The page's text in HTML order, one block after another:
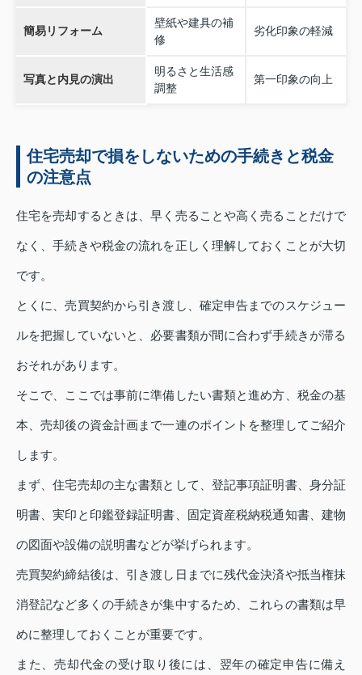
簡易リフォーム
壁紙や建具の補
修
劣化印象の軽減
写真と内見の演出
明るさと生活感
調整
第一印象の向上
住宅売却で損をしないための手続きと税金
の注意点
住宅を売却するときは、早く売ることや高く売ることだけで
なく、手続きや税金の流れを正しく理解しておくことが大切
です。
とくに、売買契約から引き渡し、確定申告までのスケジュー
ルを把握していないと、必要書類が間に合わず手続きが滞る
おそれがあります。
そこで、ここでは事前に準備したい書類と進め方、税金の基
本、売却後の資金計画まで一連のポイントを整理してご紹介
します。
まず、住宅売却の主な書類として、登記事項証明書、身分証
明書、実印と印鑑登録証明書、固定資産税納税通知書、建物
の図面や設備の説明書などが挙げられます。
売買契約締結後は、引き渡し日までに残代金決済や抵当権抹
消登記など多くの手続きが集中するため、これらの書類は早
めに整理しておくことが重要です。
また、売却代金の受け取り後には、翌年の確定申告に備え